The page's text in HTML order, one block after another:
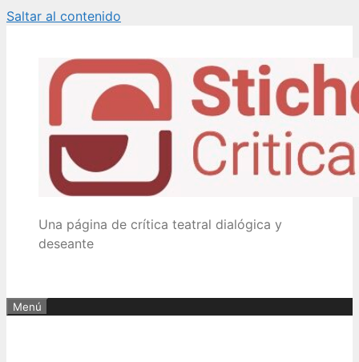
Saltar al contenido
Una página de crítica teatral dialógica y
deseante
Menú